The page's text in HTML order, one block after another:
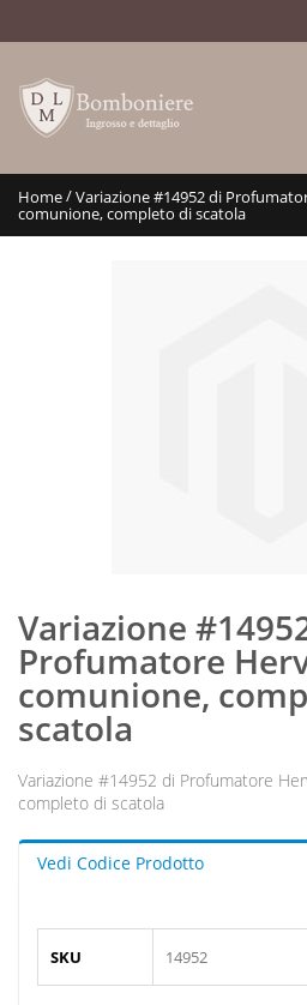
Home/Variazione #14952 di
comunione, completo di scatola
Variazione
Profumatore
comunione,
scatola
Variazione #14952 di Profumatore
completo di scatola
Vedi Codice Prodotto
SKU 14952